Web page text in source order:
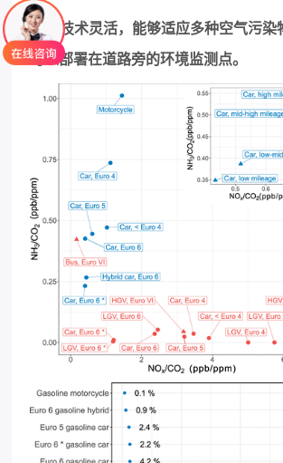
4. 该技术灵活，能够适应多种空气污染
可以部署在道路旁的环境监测点。